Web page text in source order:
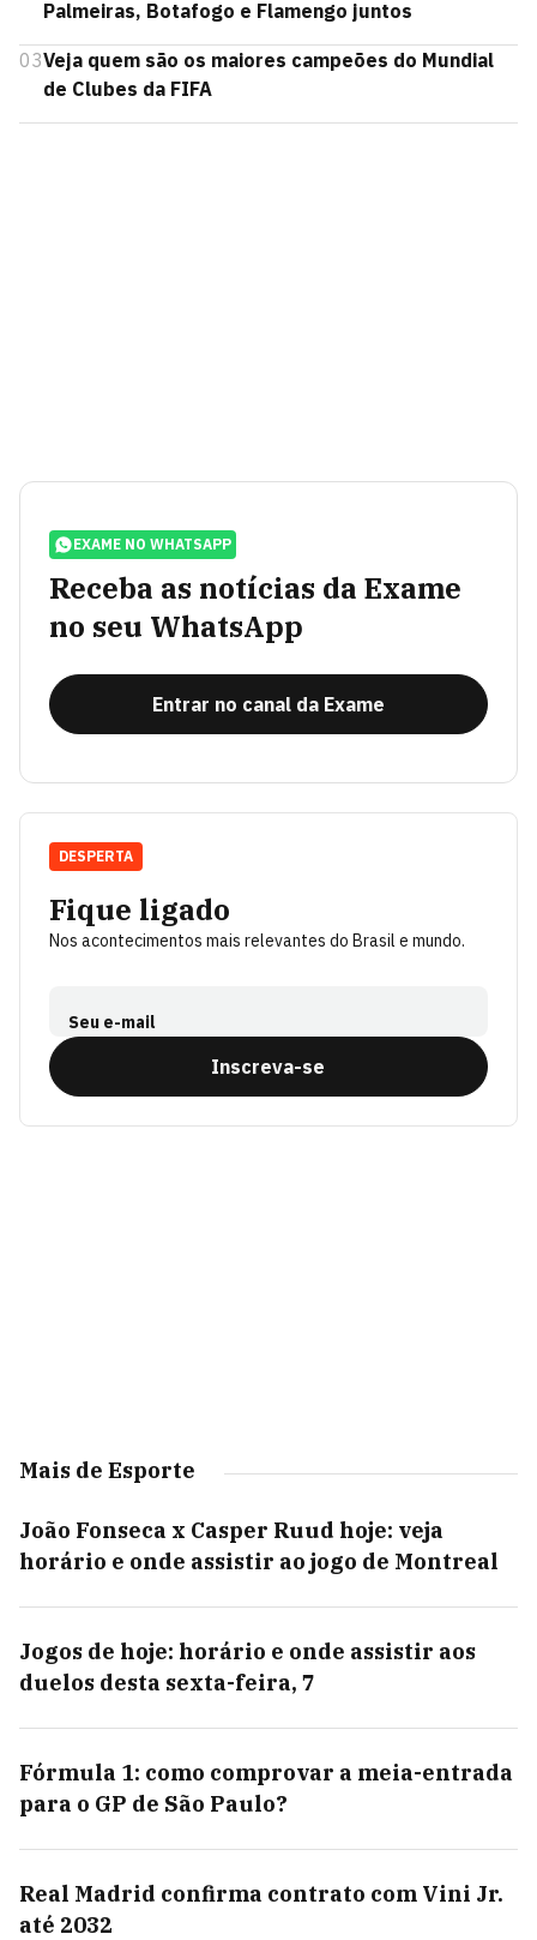
Palmeiras, Botafogo e Flamengo juntos
03Veja quem são os maiores campeões do Mundial
de Clubes da FIFA
EXAME NO WHATSAPP
Receba as notícias da Exame
no seu WhatsApp
Entrar no canal da Exame
Fique ligado
Nos acontecimentos mais relevantes do Brasil e mundo.
Seu e-mail
Inscreva-se
DESPERTA
Mais de Esporte
João Fonseca x Casper Ruud hoje: veja
horário e onde assistir ao jogo de Montreal
Jogos de hoje: horário e onde assistir aos
duelos desta sexta-feira, 7
Fórmula 1: como comprovar a meia-entrada
para o GP de São Paulo?
Real Madrid confirma contrato com Vini Jr.
até 2032